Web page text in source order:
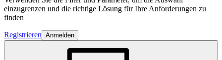
einzugrenzen und die richtige Lösung für Ihre Anforderungen zu
finden
Registrieren Anmelden